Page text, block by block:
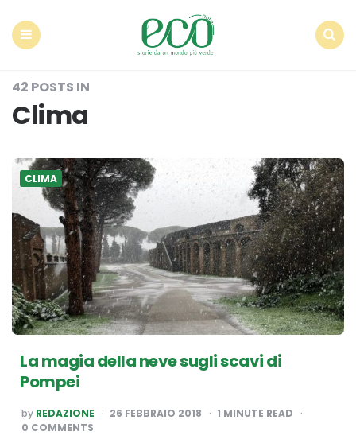
42 POSTS IN
Clima
CLIMA
La magia della neve sugli scavi di
Pompei
POSTED
BY
by REDAZIONE 26 FEBBRAIO 2018 1 MINUTE READ
0 COMMENTS